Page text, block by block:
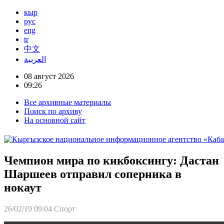
кыр
рус
eng
tr
中文
العربية
08 август 2026
09:26
Все архивные материалы
Поиск по архиву
На основной сайт
Чемпион мира по кикбоксингу: Дастан
Шаршеев отправил соперника в
нокаут
26/02/19 09:04 Спорт